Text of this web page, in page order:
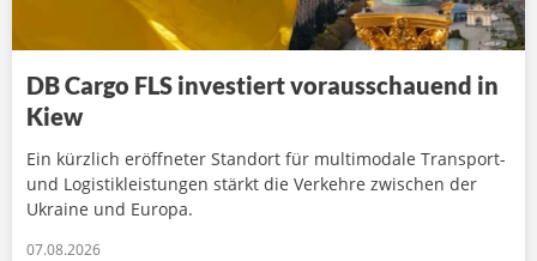
DB Cargo FLS investiert vorausschauend in
Kiew
Ein kürzlich eröffneter Standort für multimodale Transport-
und Logistikleistungen stärkt die Verkehre zwischen der
Ukraine und Europa.
07.08.2026